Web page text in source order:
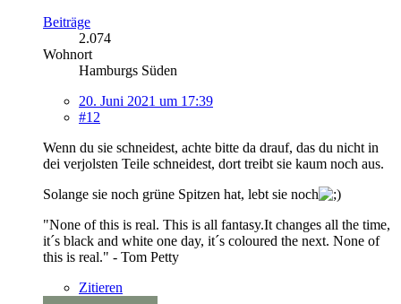
Beiträge
2.074
Wohnort
Hamburgs Süden
20. Juni 2021 um 17:39
#12
Wenn du sie schneidest, achte bitte da drauf, das du nicht in
dei verjolsten Teile schneidest, dort treibt sie kaum noch aus.
Solange sie noch grüne Spitzen hat, lebt sie noch
"None of this is real. This is all fantasy.It changes all the time,
it´s black and white one day, it´s coloured the next. None of
this is real." - Tom Petty
Zitieren